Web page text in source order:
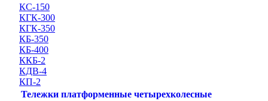
КС-150
КГК-300
КГК-350
КБ-350
КБ-400
ККБ-2
КДВ-4
КП-2
Тележки платформенные четырехколесные